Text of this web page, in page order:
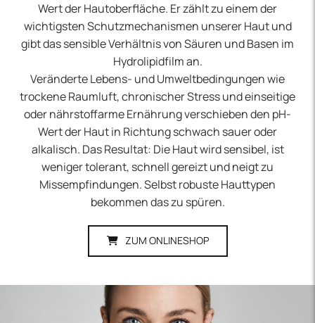
Wert der Hautoberfläche. Er zählt zu einem der
wichtigsten Schutzmechanismen unserer Haut und
gibt das sensible Verhältnis von Säuren und Basen im
Hydrolipidfilm an.
Veränderte Lebens- und Umweltbedingungen wie
trockene Raumluft, chronischer Stress und einseitige
oder nährstoffarme Ernährung verschieben den pH-
Wert der Haut in Richtung schwach sauer oder
alkalisch. Das Resultat: Die Haut wird sensibel, ist
weniger tolerant, schnell gereizt und neigt zu
Missempfindungen. Selbst robuste Hauttypen
bekommen das zu spüren.
ZUM ONLINESHOP